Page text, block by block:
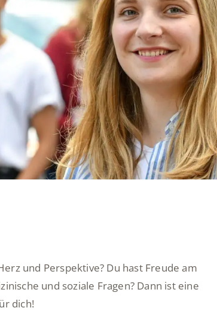
und Perspektive? Du hast Freude am
und soziale Fragen? Dann ist eine
dich!